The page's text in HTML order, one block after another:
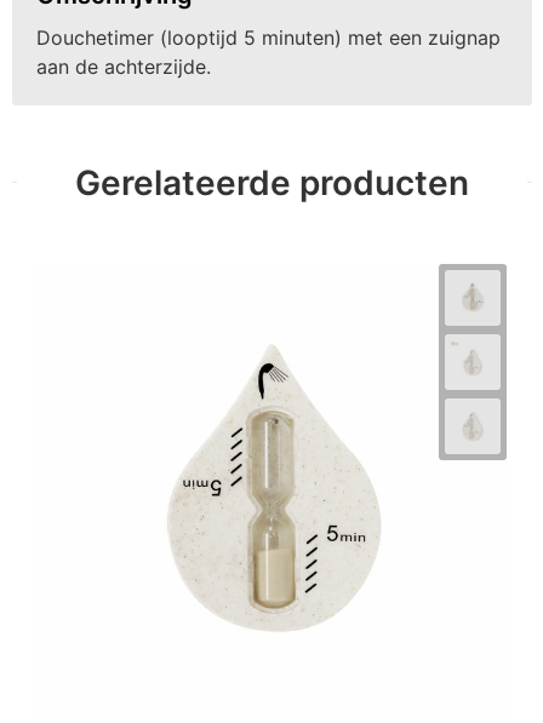
Douchetimer (looptijd 5 minuten) met een zuignap
aan de achterzijde.
Gerelateerde producten